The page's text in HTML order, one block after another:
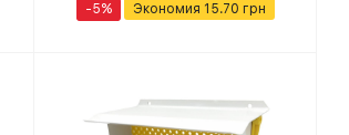
-5% Экономия 15.70 грн